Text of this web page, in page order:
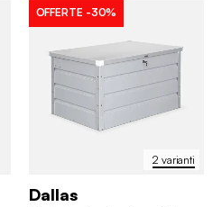
2 varianti
OFFERTE -30%
Dallas